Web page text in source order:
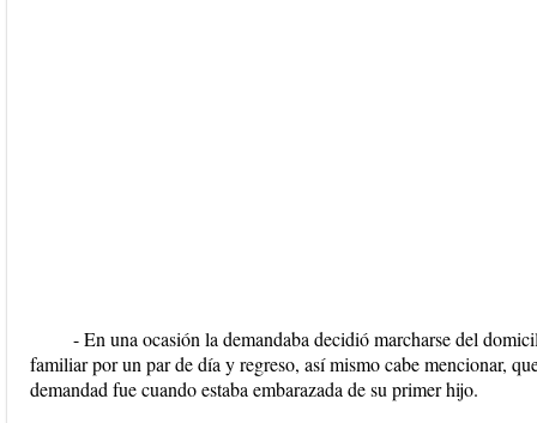
- En una ocasión la demandaba decidió marcharse del
familiar por un par de día y regreso, así mismo cabe mencionar,
demandad fue cuando estaba embarazada de su primer hijo.